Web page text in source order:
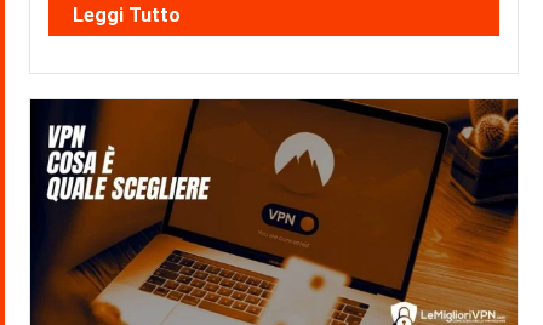
Leggi Tutto